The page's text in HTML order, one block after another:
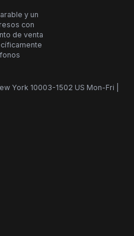
y un
con
de venta
York 10003-1502 US Mon-Fri |